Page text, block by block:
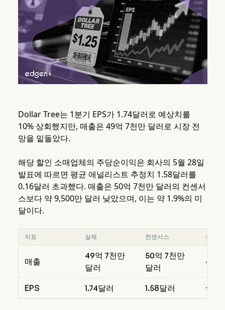
Dollar Tree는 1분기 EPS가 1.74달러로 예상치를
10% 상회했지만, 매출은 49억 7천만 달러로 시장 전
망을 밑돌았다.
해당 할인 소매업체의 주당순이익은 회사의 5월 28일
발표에 따르면 평균 애널리스트 추정치 1.58달러를
0.16달러 초과했다. 매출은 50억 7천만 달러의 컨센서
스보다 약 9,500만 달러 낮았으며, 이는 약 1.9%의 미
달이다.
지표 실제 컨센서스 상회/
매출
49억 7천만
달러
50억 7천만
달러
-
EPS 1.74달러 1.58달러